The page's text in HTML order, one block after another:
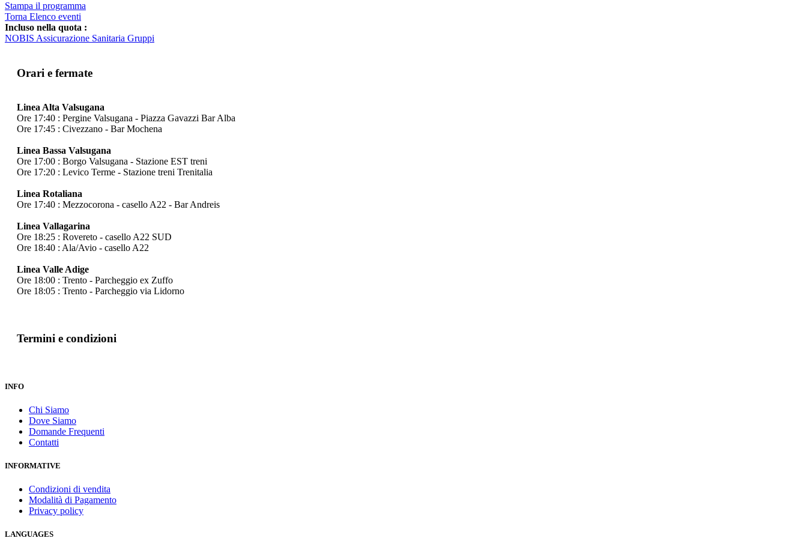
Stampa il programma
Torna Elenco eventi
Incluso nella quota :
NOBIS Assicurazione Sanitaria Gruppi
Orari e fermate
Linea Alta Valsugana
Ore 17:40 : Pergine Valsugana - Piazza Gavazzi Bar Alba
Ore 17:45 : Civezzano - Bar Mochena
Linea Bassa Valsugana
Ore 17:00 : Borgo Valsugana - Stazione EST treni
Ore 17:20 : Levico Terme - Stazione treni Trenitalia
Linea Rotaliana
Ore 17:40 : Mezzocorona - casello A22 - Bar Andreis
Linea Vallagarina
Ore 18:25 : Rovereto - casello A22 SUD
Ore 18:40 : Ala/Avio - casello A22
Linea Valle Adige
Ore 18:00 : Trento - Parcheggio ex Zuffo
Ore 18:05 : Trento - Parcheggio via Lidorno
Termini e condizioni
INFO
Chi Siamo
Dove Siamo
Domande Frequenti
Contatti
INFORMATIVE
Condizioni di vendita
Modalità di Pagamento
Privacy policy
LANGUAGES